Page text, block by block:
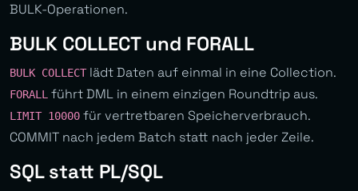
BULK-Operationen.
BULK COLLECT und FORALL
BULK COLLECTlädt Daten auf einmal in eine Collection.
FORALL führt DML in einem einzigen Roundtrip aus.
LIMIT 10000 für vertretbaren Speicherverbrauch.
COMMIT nach jedem Batch statt nach jeder Zeile.
SQL statt PL/SQL